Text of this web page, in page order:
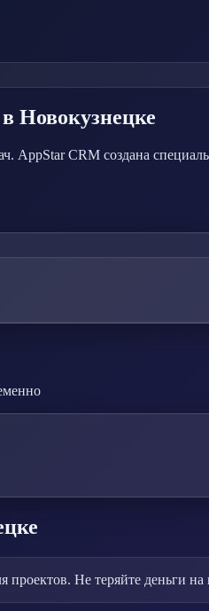
в Новокузнецке
AppStar CRM создана
Не теряйте деньги на